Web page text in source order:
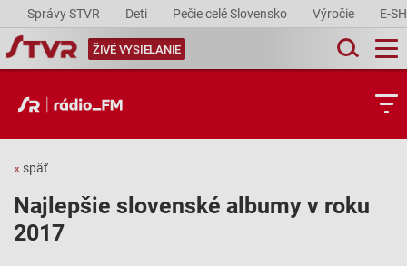
Správy STVR Deti Pečie celé Slovensko Výročie E-
ŽIVÉ VYSIELANIE
« späť
Najlepšie slovenské albumy v roku
2017